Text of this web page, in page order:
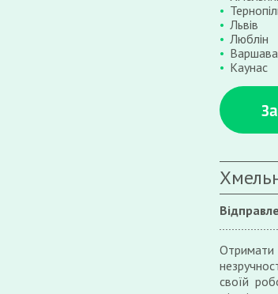
Львів
Люблін
Варшава
Каунас
своїй